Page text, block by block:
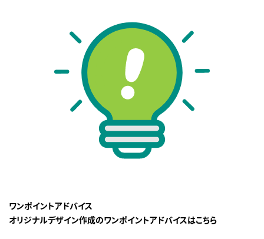
ワンポイントアドバイス
オリジナルデザイン作成のワンポイントアドバイスはこちら